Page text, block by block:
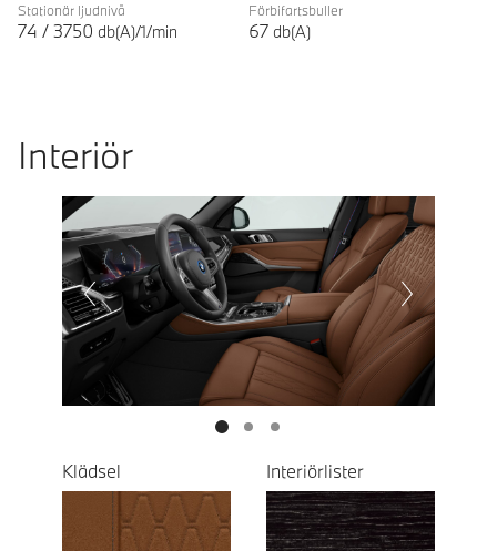
Stationär ljudnivå
74 / 3750 db(A)/1/min
Förbifartsbuller
67 db(A)
Interiör
Prevoius
Next
Klädsel Interiörlister